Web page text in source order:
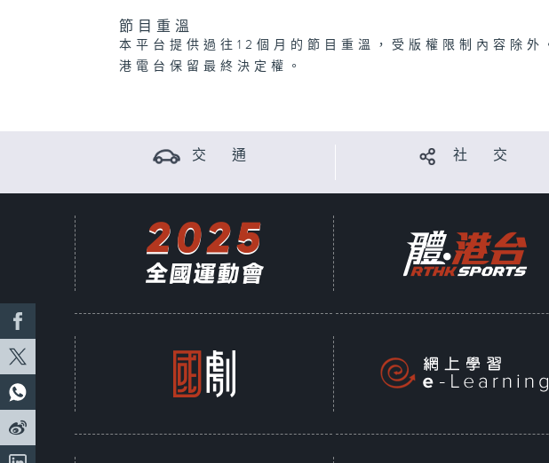
節目重溫
本平台提供過往12個月的節目重溫，受版權限制內容除外
港電台保留最終決定權。
交 通 社 交